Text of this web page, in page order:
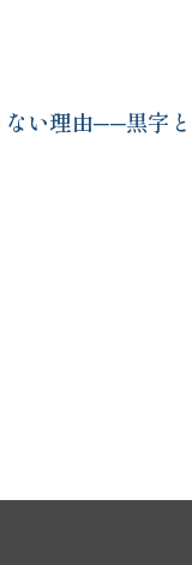
い理由──黒字